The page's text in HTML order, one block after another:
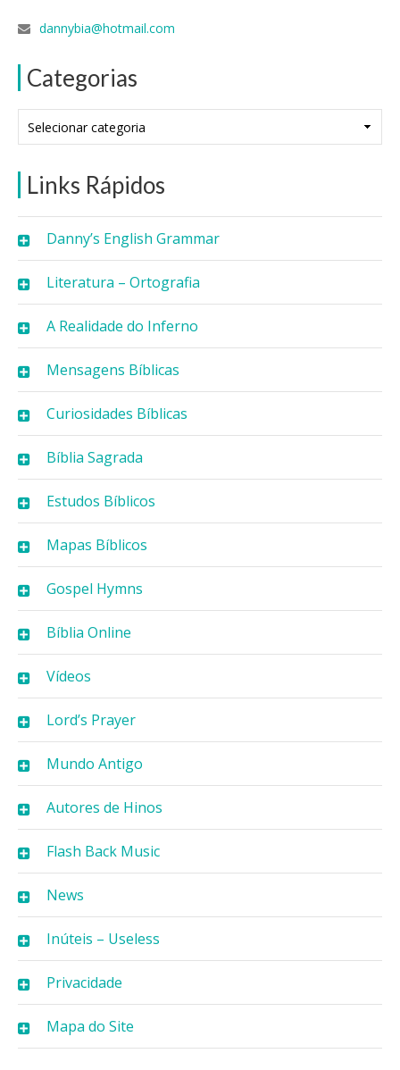
dannybia@hotmail.com
Categorias
Links Rápidos
Danny’s English Grammar
Literatura – Ortografia
A Realidade do Inferno
Mensagens Bíblicas
Curiosidades Bíblicas
Bíblia Sagrada
Estudos Bíblicos
Mapas Bíblicos
Gospel Hymns
Bíblia Online
Vídeos
Lord’s Prayer
Mundo Antigo
Autores de Hinos
Flash Back Music
News
Inúteis – Useless
Privacidade
Mapa do Site